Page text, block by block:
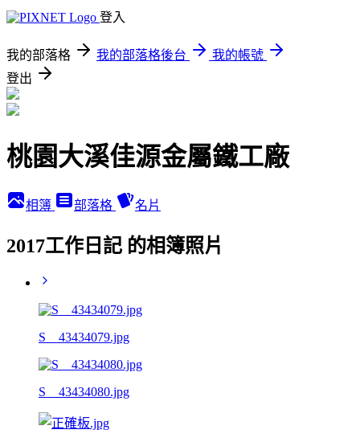
登入
我的部落格 我的部落格後台
我的帳號
登出
桃園大溪佳源金屬鐵工廠
相簿 部落格 名片
2017工作日記 的相簿照片
S__43434079.jpg
S__43434080.jpg